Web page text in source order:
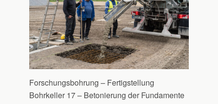
Forschungsbohrung – Fertigstellung
Bohrkeller 17 – Betonierung der Fundamente